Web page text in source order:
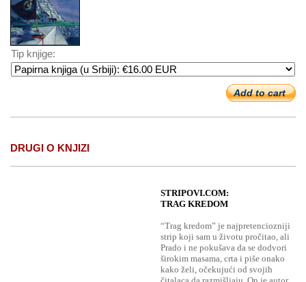
Tip knjige:
Add to cart
DRUGI O KNJIZI
STRIPOVI.COM:
TRAG KREDOM
“Trag kredom” je najpretenciozniji
strip koji sam u životu pročitao, ali
Prado i ne pokušava da se dodvori
širokim masama, crta i piše onako
kako želi, očekujući od svojih